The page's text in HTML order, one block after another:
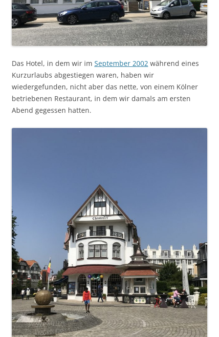
Das Hotel, in dem wir im September 2002 während eines
Kurzurlaubs abgestiegen waren, haben wir
wiedergefunden, nicht aber das nette, von einem Kölner
betriebenen Restaurant, in dem wir damals am ersten
Abend gegessen hatten.